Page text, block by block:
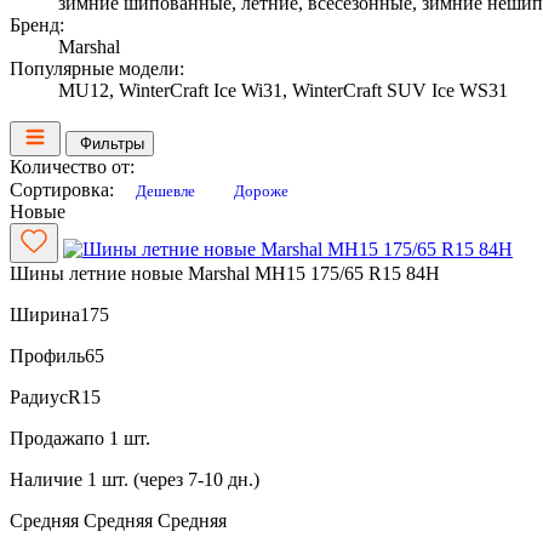
Бренд:
Marshal
Популярные модели:
MU12, WinterCraft Ice Wi31, WinterCraft SUV Ice WS31
Фильтры
Количество от:
Сортировка:
Дешевле Дороже
Новые
Шины летние новые Marshal MH15 175/65 R15 84H
Ширина175
Профиль65
РадиусR15
Продажапо 1 шт.
Наличие 1 шт. (через 7-10 дн.)
Средняя Средняя Средняя